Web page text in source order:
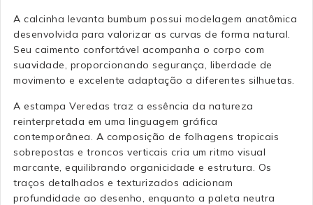
A calcinha levanta bumbum possui modelagem anatômica
desenvolvida para valorizar as curvas de forma natural.
Seu caimento confortável acompanha o corpo com
suavidade, proporcionando segurança, liberdade de
movimento e excelente adaptação a diferentes silhuetas.
A estampa Veredas traz a essência da natureza
reinterpretada em uma linguagem gráfica
contemporânea. A composição de folhagens tropicais
sobrepostas e troncos verticais cria um ritmo visual
marcante, equilibrando organicidade e estrutura. Os
traços detalhados e texturizados adicionam
profundidade ao desenho, enquanto a paleta neutra